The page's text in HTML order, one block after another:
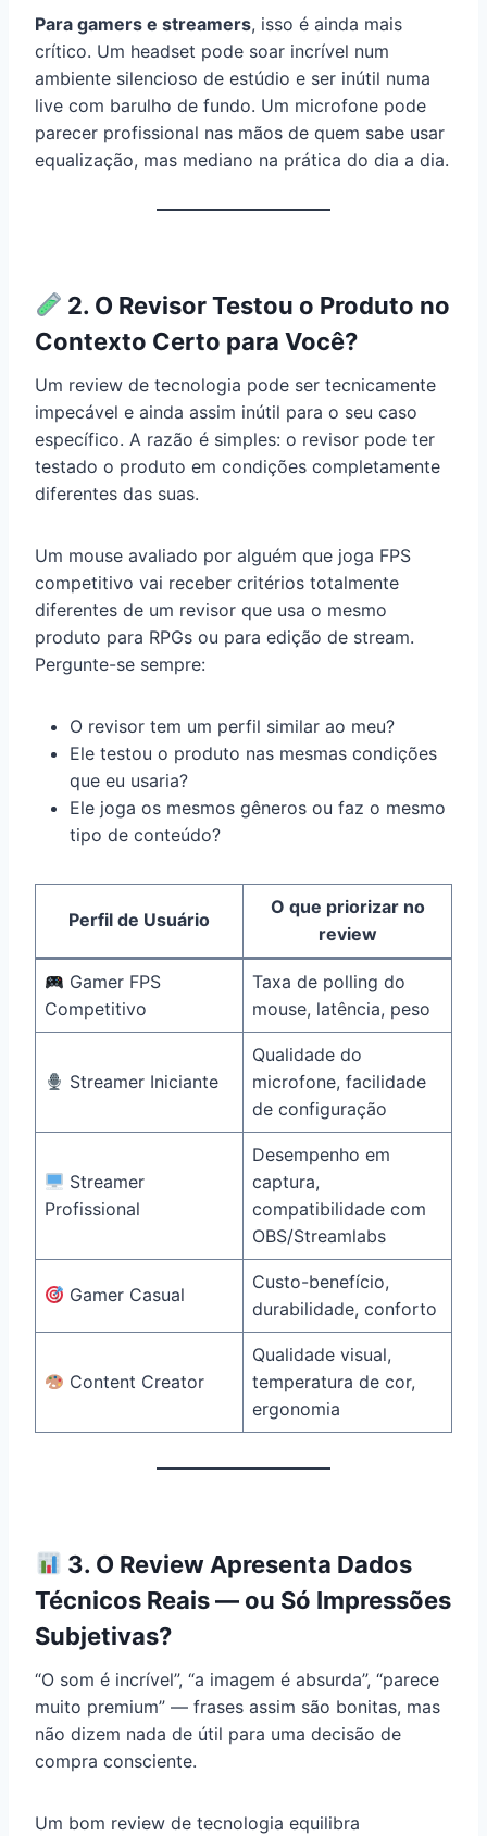
Para gamers e streamers, isso é ainda mais
crítico. Um headset pode soar incrível num
ambiente silencioso de estúdio e ser inútil numa
live com barulho de fundo. Um microfone pode
parecer profissional nas mãos de quem sabe usar
equalização, mas mediano na prática do dia a dia.
2. O Revisor Testou o Produto no
Contexto Certo para Você?
Um review de tecnologia pode ser tecnicamente
impecável e ainda assim inútil para o seu caso
específico. A razão é simples: o revisor pode ter
testado o produto em condições completamente
diferentes das suas.
Um mouse avaliado por alguém que joga FPS
competitivo vai receber critérios totalmente
diferentes de um revisor que usa o mesmo
produto para RPGs ou para edição de stream.
Pergunte-se sempre:
O revisor tem um perfil similar ao meu?
Ele testou o produto nas mesmas condições
que eu usaria?
Ele joga os mesmos gêneros ou faz o mesmo
tipo de conteúdo?
Perfil de Usuário
O que priorizar no
review
Gamer FPS
Competitivo
Taxa de polling do
mouse, latência, peso
Streamer Iniciante
Qualidade do
microfone, facilidade
de configuração
Streamer
Profissional
Desempenho em
captura,
compatibilidade com
OBS/Streamlabs
Gamer Casual
Custo-benefício,
durabilidade, conforto
Content Creator
Qualidade visual,
temperatura de cor,
ergonomia
3. O Review Apresenta Dados
Técnicos Reais — ou Só Impressões
Subjetivas?
“O som é incrível”, “a imagem é absurda”, “parece
muito premium” — frases assim são bonitas, mas
não dizem nada de útil para uma decisão de
compra consciente.
Um bom review de tecnologia equilibra